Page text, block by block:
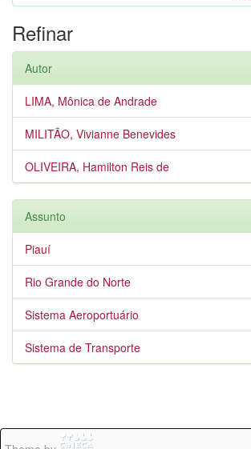
Refinar
Autor
LIMA, Mônica de Andrade
MILITÃO, Vivianne Benevides
OLIVEIRA, Hamilton Reis de
Assunto
Piauí
Rio Grande do Norte
Sistema Aeroportuário
Sistema de Transporte